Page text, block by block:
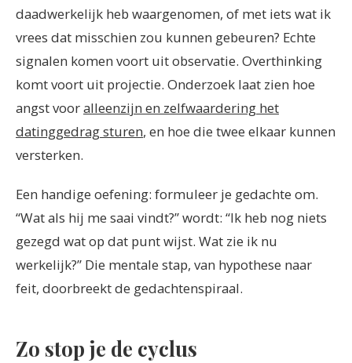
daadwerkelijk heb waargenomen, of met iets wat ik
vrees dat misschien zou kunnen gebeuren? Echte
signalen komen voort uit observatie. Overthinking
komt voort uit projectie. Onderzoek laat zien hoe
angst vooralleenzijn en zelfwaardering het
datinggedrag sturen, en hoe die twee elkaar kunnen
versterken.
Een handige oefening: formuleer je gedachte om.
“Wat als hij me saai vindt?” wordt: “Ik heb nog niets
gezegd wat op dat punt wijst. Wat zie ik nu
werkelijk?” Die mentale stap, van hypothese naar
feit, doorbreekt de gedachtenspiraal.
Zo stop je de cyclus